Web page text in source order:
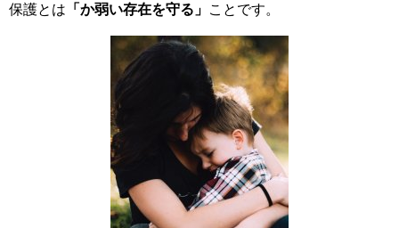
保護とは 「か弱い存在を守る」 ことです。